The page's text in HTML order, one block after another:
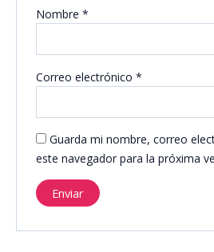
Nombre*
Correo electrónico*
Guarda mi nombre, correo
este navegador para la próxima